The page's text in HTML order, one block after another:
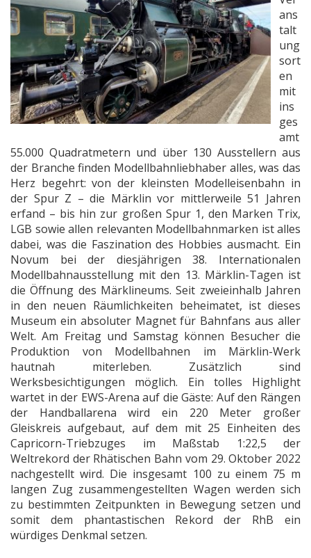
ans
talt
ung
sort
en
mit
ins
ges
amt
55.000 Quadratmetern und über 130 Ausstellern aus
der Branche finden Modellbahnliebhaber alles, was das
Herz begehrt: von der kleinsten Modelleisenbahn in
der Spur Z – die Märklin vor mittlerweile 51 Jahren
erfand – bis hin zur großen Spur 1, den Marken Trix,
LGB sowie allen relevanten Modellbahnmarken ist alles
dabei, was die Faszination des Hobbies ausmacht. Ein
Novum bei der diesjährigen 38. Internationalen
Modellbahnausstellung mit den 13. Märklin-Tagen ist
die Öffnung des Märklineums. Seit zweieinhalb Jahren
in den neuen Räumlichkeiten beheimatet, ist dieses
Museum ein absoluter Magnet für Bahnfans aus aller
Welt. Am Freitag und Samstag können Besucher die
Produktion von Modellbahnen im Märklin-Werk
hautnah miterleben. Zusätzlich sind
Werksbesichtigungen möglich. Ein tolles Highlight
wartet in der EWS-Arena auf die Gäste: Auf den Rängen
der Handballarena wird ein 220 Meter großer
Gleiskreis aufgebaut, auf dem mit 25 Einheiten des
Capricorn-Triebzuges im Maßstab 1:22,5 der
Weltrekord der Rhätischen Bahn vom 29. Oktober 2022
nachgestellt wird. Die insgesamt 100 zu einem 75 m
langen Zug zusammengestellten Wagen werden sich
zu bestimmten Zeitpunkten in Bewegung setzen und
somit dem phantastischen Rekord der RhB ein
würdiges Denkmal setzen.